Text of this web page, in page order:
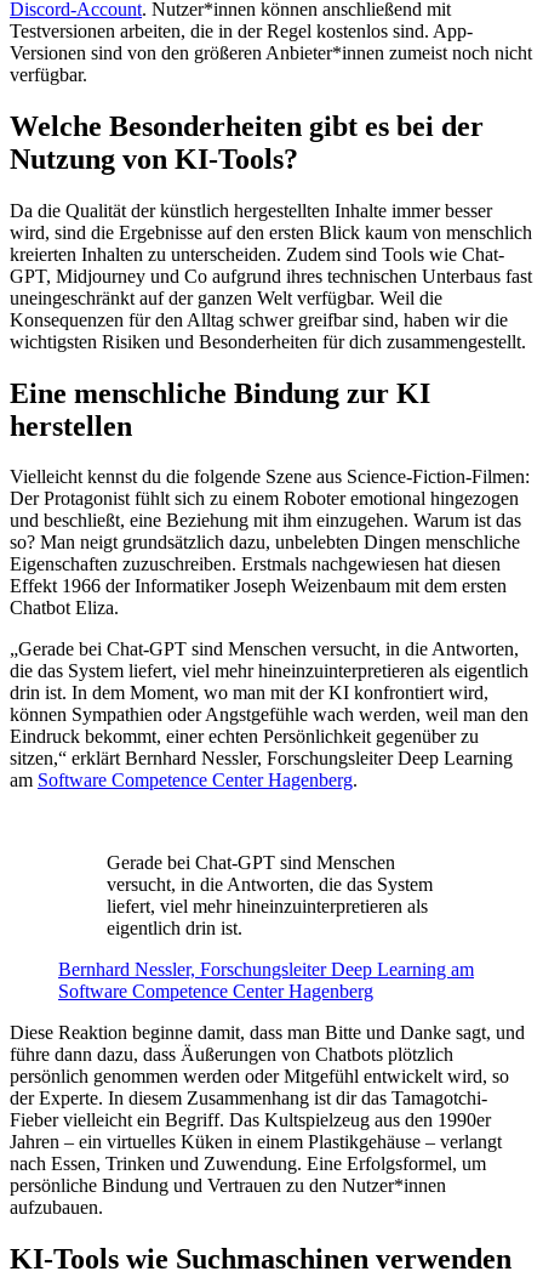
Discord-Account. Nutzer*innen können anschließend mit
Testversionen arbeiten, die in der Regel kostenlos sind. App-
Versionen sind von den größeren Anbieter*innen zumeist noch nicht
verfügbar.
Welche Besonderheiten gibt es bei der
Nutzung von KI-Tools?
Da die Qualität der künstlich hergestellten Inhalte immer besser
wird, sind die Ergebnisse auf den ersten Blick kaum von menschlich
kreierten Inhalten zu unterscheiden. Zudem sind Tools wie Chat-
GPT, Midjourney und Co aufgrund ihres technischen Unterbaus fast
uneingeschränkt auf der ganzen Welt verfügbar. Weil die
Konsequenzen für den Alltag schwer greifbar sind, haben wir die
wichtigsten Risiken und Besonderheiten für dich zusammengestellt.
Eine menschliche Bindung zur KI
herstellen
Vielleicht kennst du die folgende Szene aus Science-Fiction-Filmen:
Der Protagonist fühlt sich zu einem Roboter emotional hingezogen
und beschließt, eine Beziehung mit ihm einzugehen. Warum ist das
so? Man neigt grundsätzlich dazu, unbelebten Dingen menschliche
Eigenschaften zuzuschreiben. Erstmals nachgewiesen hat diesen
Effekt 1966 der Informatiker Joseph Weizenbaum mit dem ersten
Chatbot Eliza.
„Gerade bei Chat-GPT sind Menschen versucht, in die Antworten,
die das System liefert, viel mehr hineinzuinterpretieren als eigentlich
drin ist. In dem Moment, wo man mit der KI konfrontiert wird,
können Sympathien oder Angstgefühle wach werden, weil man den
Eindruck bekommt, einer echten Persönlichkeit gegenüber zu
sitzen,“ erklärt Bernhard Nessler, Forschungsleiter Deep Learning
am Software Competence Center Hagenberg.
Gerade bei Chat-GPT sind Menschen
versucht, in die Antworten, die das System
liefert, viel mehr hineinzuinterpretieren als
eigentlich drin ist.
Bernhard Nessler, Forschungsleiter Deep Learning am
Software Competence Center Hagenberg
Diese Reaktion beginne damit, dass man Bitte und Danke sagt, und
führe dann dazu, dass Äußerungen von Chatbots plötzlich
persönlich genommen werden oder Mitgefühl entwickelt wird, so
der Experte. In diesem Zusammenhang ist dir das Tamagotchi-
Fieber vielleicht ein Begriff. Das Kultspielzeug aus den 1990er
Jahren – ein virtuelles Küken in einem Plastikgehäuse – verlangt
nach Essen, Trinken und Zuwendung. Eine Erfolgsformel, um
persönliche Bindung und Vertrauen zu den Nutzer*innen
aufzubauen.
KI-Tools wie Suchmaschinen verwenden